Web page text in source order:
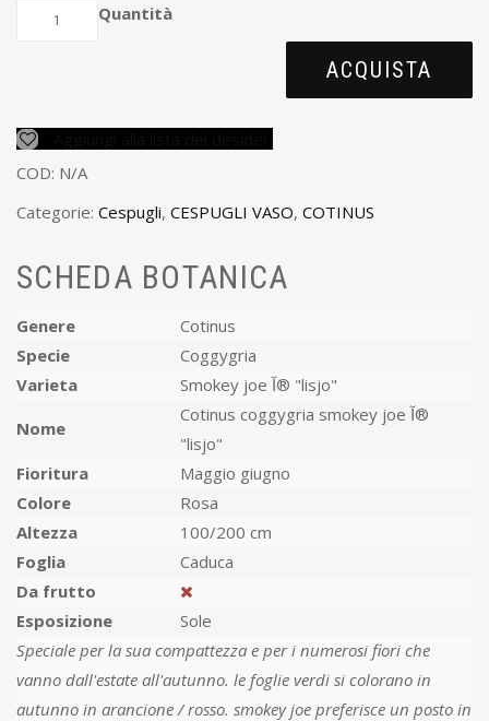
Quantità
ACQUISTA
COD: N/A
Categorie: Cespugli, CESPUGLI VASO, COTINUS
SCHEDA BOTANICA
Genere
Cotinus
Specie
Coggygria
Varieta
Smokey joe آ® "lisjo"
Nome
Cotinus coggygria smokey joe آ®
"lisjo"
Fioritura
Maggio giugno
Colore
Rosa
Altezza
100/200 cm
Foglia
Caduca
Da frutto
Esposizione
Sole
Speciale per la sua compattezza e per i numerosi fiori che
vanno dall'estate all'autunno. le foglie verdi si colorano in
autunno in arancione / rosso. smokey joe preferisce un posto in